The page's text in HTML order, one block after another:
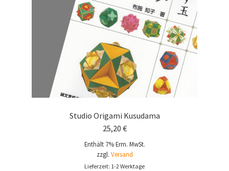
Studio Origami Kusudama
25,20 €
Enthält 7% Erm. MwSt.
zzgl. Versand
Lieferzeit: 1-2 Werktage